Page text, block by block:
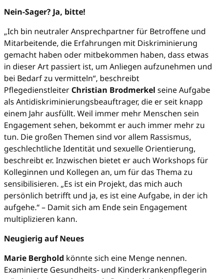
Nein-Sager? Ja, bitte!
„Ich bin neutraler Ansprechpartner für Betroffene und
Mitarbeitende, die Erfahrungen mit Diskriminierung
gemacht haben oder mitbekommen haben, dass etwas
in dieser Art passiert ist, um Anliegen aufzunehmen und
bei Bedarf zu vermitteln“, beschreibt
Pflegedienstleiter Christian Brodmerkel seine Aufgabe
als Antidiskriminierungsbeauftrager, die er seit knapp
einem Jahr ausfüllt. Weil immer mehr Menschen sein
Engagement sehen, bekommt er auch immer mehr zu
tun. Die großen Themen sind vor allem Rassismus,
geschlechtliche Identität und sexuelle Orientierung,
beschreibt er. Inzwischen bietet er auch Workshops für
Kolleginnen und Kollegen an, um für das Thema zu
sensibilisieren. „Es ist ein Projekt, das mich auch
persönlich betrifft und ja, es ist eine Aufgabe, in der ich
aufgehe.“ – Damit sich am Ende sein Engagement
multiplizieren kann.
Neugierig auf Neues
Marie Berghold könnte sich eine Menge nennen.
Examinierte Gesundheits- und Kinderkrankenpflegerin